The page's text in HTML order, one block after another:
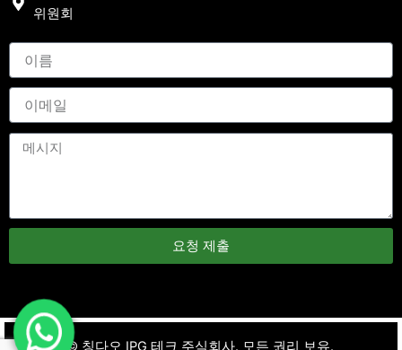
위원회
요청 제출
저작권 © 칭다오 IPG 테크 주식회사. 모든 권리 보유.